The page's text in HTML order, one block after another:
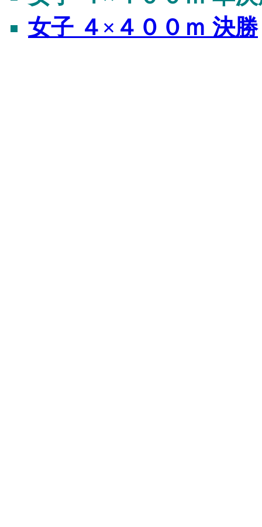
女子 ４×４００ｍ 決勝